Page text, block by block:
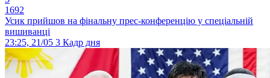
1692
Усик прийшов на фінальну прес-конференцію у спеціальній
вишиванці
23:25, 21/05 3 Кадр дня